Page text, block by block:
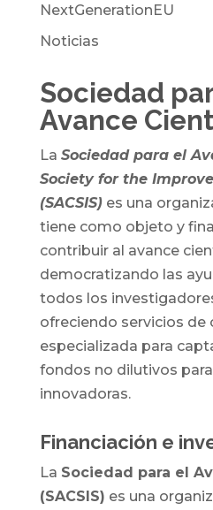
NextGenerationEU
Noticias
Sociedad
Avance
La Sociedad para el
Society for the
(SACSIS)es una
tiene como objeto y
contribuir al avance
democratizando las
todos los
ofreciendo servicios de
especializada para
fondos no dilutivos
innovadoras.
Financiación e
La Sociedad para el
(SACSIS) es una